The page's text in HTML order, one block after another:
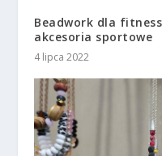
Beadwork dla
akcesoria sportowe
4 lipca 2022